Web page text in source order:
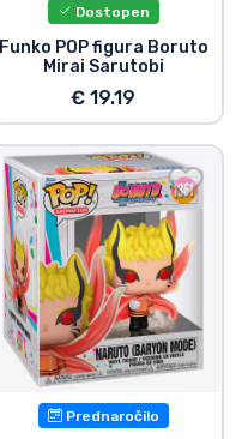
Dostopen
Funko POP figura Boruto
Mirai Sarutobi
€ 19.19
Prednaročilo